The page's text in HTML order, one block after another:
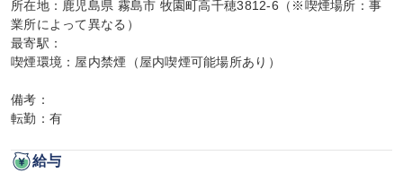
所在地：鹿児島県 霧島市 牧園町高千穂3812-6（※喫煙場所：事
業所によって異なる）
最寄駅：
喫煙環境：屋内禁煙（屋内喫煙可能場所あり）
備考：
転勤：有
給与